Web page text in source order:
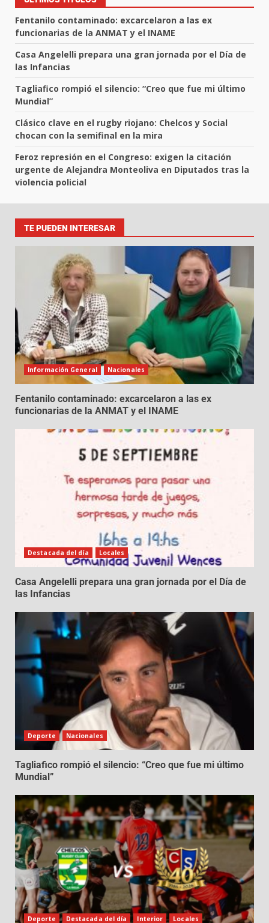
Fentanilo contaminado: excarcelaron a las ex
funcionarias de la ANMAT y el INAME
Casa Angelelli prepara una gran jornada por el Día de
las Infancias
Tagliafico rompió el silencio: “Creo que fue mi último
Mundial”
Clásico clave en el rugby riojano: Chelcos y Social
chocan con la semifinal en la mira
Feroz represión en el Congreso: exigen la citación
urgente de Alejandra Monteoliva en Diputados tras la
violencia policial
TE PUEDEN INTERESAR
Información General Nacionales
Fentanilo contaminado: excarcelaron a las ex
funcionarias de la ANMAT y el INAME
Destacada del día Locales
Casa Angelelli prepara una gran jornada por el Día de
las Infancias
Deporte Nacionales
Tagliafico rompió el silencio: “Creo que fue mi último
Mundial”
Deporte Destacada del día Interior Locales